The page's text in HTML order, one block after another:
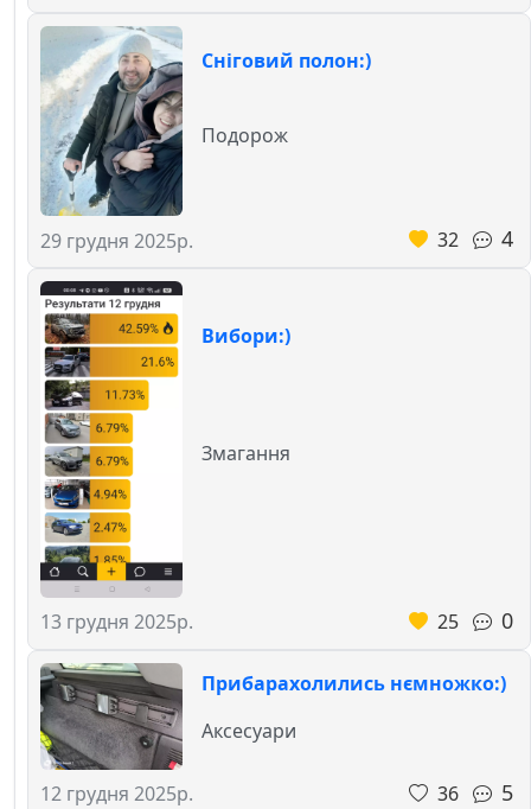
Сніговий полон:)
29 грудня 2025р.
Подорож
32 4
Вибори:)
13 грудня 2025р.
Змагання
25 0
Прибарахолились нємножко:)
12 грудня 2025р.
Аксесуари
36 5